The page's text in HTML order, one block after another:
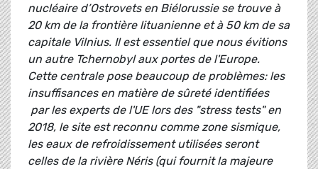
nucléaire d’Ostrovets en Biélorussie se trouve à
20 km de la frontière lituanienne et à 50 km de sa
capitale Vilnius. Il est essentiel que nous évitions
un autre Tchernobyl aux portes de l'Europe.
Cette centrale pose beaucoup de problèmes: les
insuffisances en matière de sûreté identifiées
par les experts de l'UE lors des "stress tests" en
2018, le site est reconnu comme zone sismique,
les eaux de refroidissement utilisées seront
celles de la rivière Néris (qui fournit la majeure